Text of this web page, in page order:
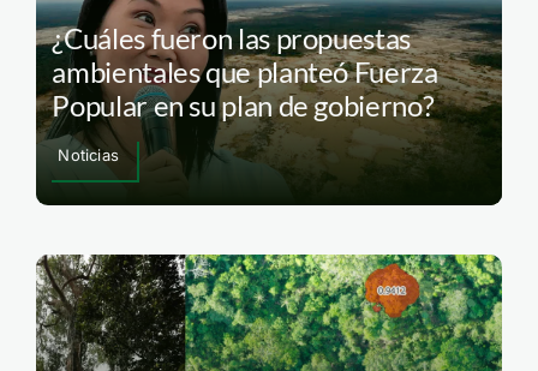
¿Cuáles fueron las propuestas
ambientales que planteó Fuerza
Popular en su plan de gobierno?
Noticias